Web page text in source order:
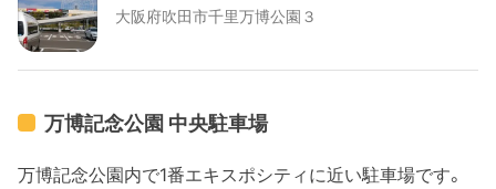
大阪府吹田市千里万博公園３
万博記念公園 中央駐車場
万博記念公園内で1番エキスポシティに近い駐車場です。